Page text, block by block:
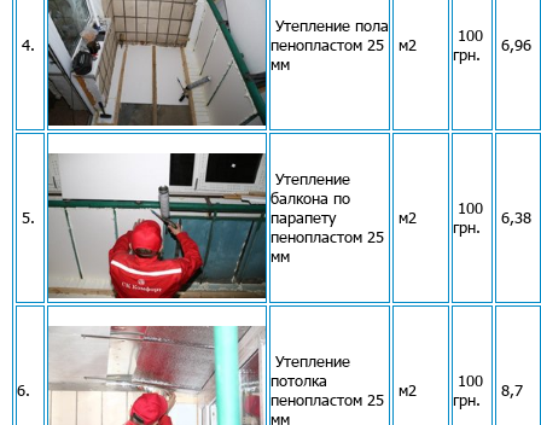
4.
Утепление пола
пенопластом 25
мм
м2
100
грн.
6,96
5.
Утепление
балкона по
парапету
пенопластом 25
мм
м2
100
грн.
6,38
6.
Утепление
потолка
пенопластом 25
мм
м2
100
грн.
8,7